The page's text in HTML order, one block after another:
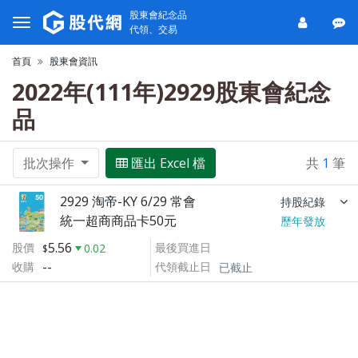
股東會紀念品
代領、交易
首頁 股東會資訊
2022年(111年)2929股東會紀念
品
批次操作 匯出 Excel 檔 共 1 筆
2929 淘帝-KY 6/29 常會 持股紀錄
統一超商商品卡50元
歷年發放
股價
5.56
0.02
收購 --
最後買進日
代領截止日
已截止